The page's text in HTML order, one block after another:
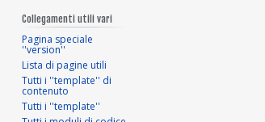
Collegamenti utili vari
Pagina speciale
''version''
Lista di pagine utili
Tutti i ''template'' di
contenuto
Tutti i ''template''